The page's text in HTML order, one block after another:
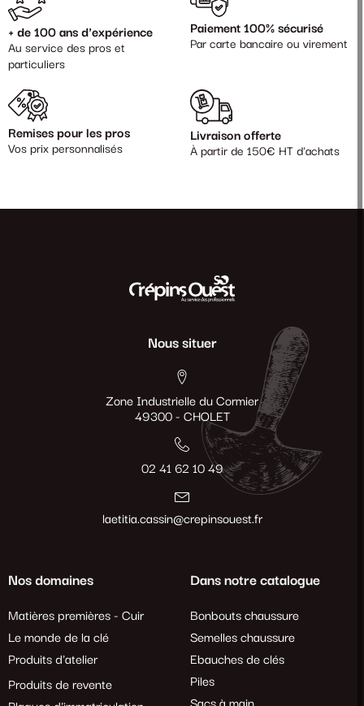
+ de 100 ans d'expérience
Au service des pros et
particuliers
Paiement 100% sécurisé
Par carte bancaire ou virement
Remises pour les pros
Vos prix personnalisés
Livraison offerte
À partir de 150€ HT d'achats
Nous situer
Zone Industrielle du Cormier
49300 - CHOLET
02 41 62 10 49
laetitia.cassin@crepinsouest.fr
Nos domaines
Matières premières - Cuir
Le monde de la clé
Produits d'atelier
Produits de revente
Dans notre catalogue
Bonbouts chaussure
Semelles chaussure
Ebauches de clés
Piles